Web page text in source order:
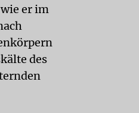
er im
des